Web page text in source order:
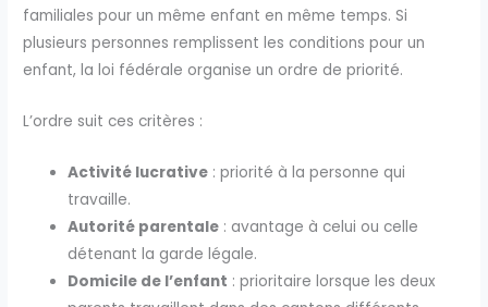
familiales pour un même enfant en même temps. Si
plusieurs personnes remplissent les conditions pour un
enfant, la loi fédérale organise un ordre de priorité.
L’ordre suit ces critères :
Activité lucrative : priorité à la personne qui
travaille.
Autorité parentale : avantage à celui ou celle
détenant la garde légale.
Domicile de l’enfant : prioritaire lorsque les deux